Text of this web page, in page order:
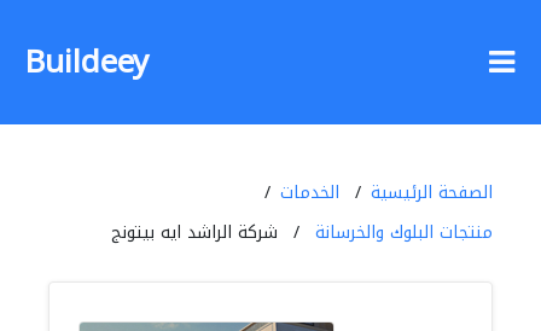
Buildeey
الصفحة الرئيسية
الخدمات
منتجات البلوك والخرسانة
شركة الراشد ايه بيتونج